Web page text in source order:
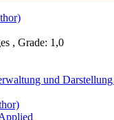
, Grade: 1,0
und